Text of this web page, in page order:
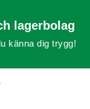
lagerbolag
känna dig trygg!